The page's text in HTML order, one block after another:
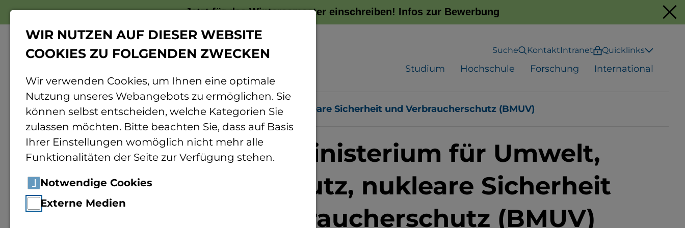
Jetzt für das Wintersemester einschreiben! Infos zur Bewerbung
Suche KontaktIntranet Quicklinks
Studium Hochschule Forschung International
Home Bundesministerium für Umwelt, Naturschutz, nukleare Sicherheit und Verbraucherschutz (BMUV)
Bundesministerium für Umwelt,
Naturschutz, nukleare Sicherheit
und Verbraucherschutz (BMUV)
WIR NUTZEN AUF DIESER WEBSITE
COOKIES ZU FOLGENDEN ZWECKEN
Wir verwenden Cookies, um Ihnen eine optimale
Nutzung unseres Webangebots zu ermöglichen. Sie
können selbst entscheiden, welche Kategorien Sie
zulassen möchten. Bitte beachten Sie, dass auf Basis
Ihrer Einstellungen womöglich nicht mehr alle
Funktionalitäten der Seite zur Verfügung stehen.
Notwendige Cookies
Externe Medien